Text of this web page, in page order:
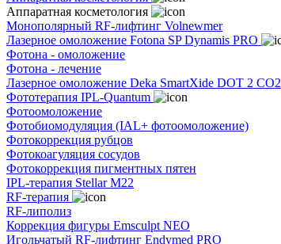
Аппаратная косметология
Монополярный RF-лифтинг Volnewmer
Лазерное омоложение Fotona SP Dynamis PRO
Фотона - омоложение
Фотона - лечение
Лазерное омоложение Deka SmartXide DOT 2 CO2
Фототерапия IPL-Quantum
Фотоомоложение
Фотобиомодуляция (IAL+ фотоомоложение)
Фотокоррекция рубцов
Фотокоагуляция сосудов
Фотокоррекция пигментных пятен
IPL-терапия Stellar M22
RF-терапия
RF-липолиз
Коррекция фигуры Emsculpt NEO
Игольчатый RF-лифтинг Endymed PRO